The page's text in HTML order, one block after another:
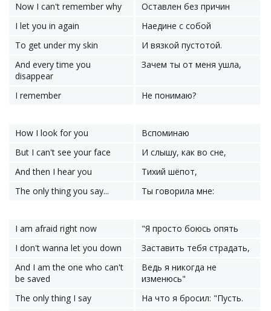
Now I can't remember why
Оставлен без причин
I let you in again
Наедине с собой
To get under my skin
И вязкой пустотой.
And every time you
disappear
Зачем ты от меня ушла,
I remember Не понимаю?
How I look for you
Вспоминаю
But I can't see your face
И слышу, как во сне,
And then I hear you
Тихий шёпот,
The only thing you say...
Ты говорила мне:
I am afraid right now
"Я просто боюсь опять
I don't wanna let you down
Заставить тебя страдать,
And I am the one who can't
be saved
Ведь я никогда не
изменюсь"
The only thing I say
На что я бросил: "Пусть.